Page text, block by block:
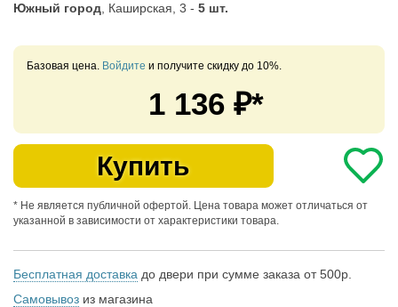
Южный город , Каширская, 3 - 5 шт.
Базовая цена. Войдите и получите скидку до 10%.
1 136₽*
Купить
* Не является публичной офертой. Цена товара может отличаться от
указанной в зависимости от характеристики товара.
Бесплатная доставка до двери при сумме заказа от 500р.
Самовывоз из магазина